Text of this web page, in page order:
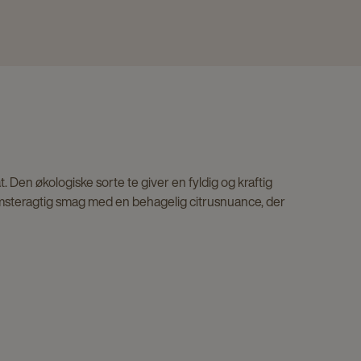
Den økologiske sorte te giver en fyldig og kraftig
smag med en behagelig citrusnuance, der